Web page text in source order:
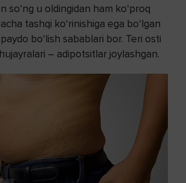
so‘ng u oldingidan ham ko‘proq
tashqi ko‘rinishiga ega bo‘lgan
bo‘lish sabablari bor. Teri osti
– adipotsitlar joylashgan.